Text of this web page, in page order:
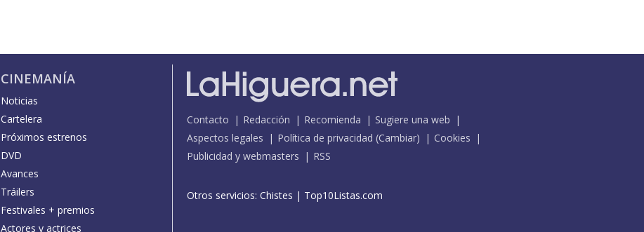
CINEMANÍA
Noticias
Cartelera
Próximos estrenos
DVD
Avances
Tráilers
Festivales + premios
Actores y actrices
Contacto Redacción Recomienda
Sugiere una web
Aspectos legales
Política de privacidad (Cambiar)
Cookies
Publicidad y webmasters
RSS
Otros servicios: Chistes | Top10Listas.com